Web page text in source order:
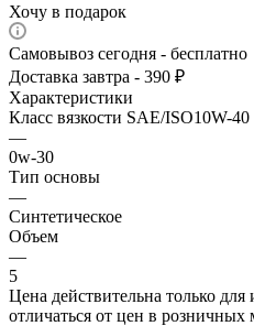
Хочу в подарок
Самовывоз сегодня - бесплатно
Доставка завтра - 390 ₽
Характеристики
Класс вязкости SAE/ISO10W-40
—
0w-30
Тип основы
—
Синтетическое
Объем
—
5
Цена действительна только
отличаться от цен в розничных